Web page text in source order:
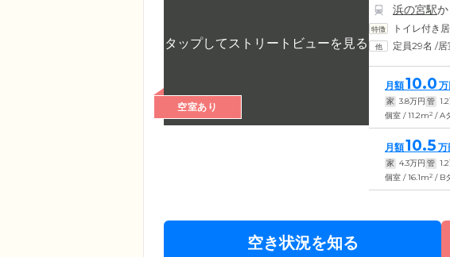
空室あり
浜の宮駅
トイレ付き
定員29名 /居
月額10.0 万
家 3.8万円 管 1.2
個室 / 11.2m2 / A
月額10.5 万
家 4.3万円 管 1.2
個室 / 16.1m2 / B
空き状況を知る